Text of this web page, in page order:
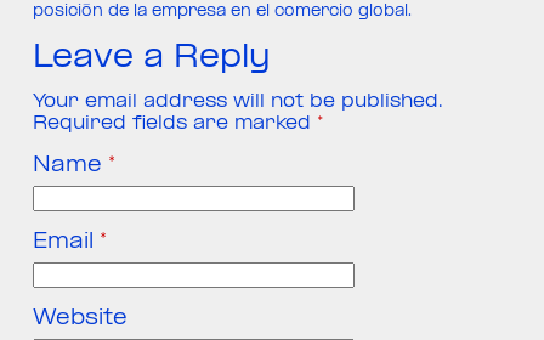
posición de la empresa en el comercio global.
Leave a Reply
Your email address will not be published.
Required fields are marked *
Name *
Email *
Website